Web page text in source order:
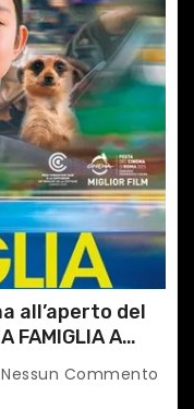
all’aperto del
FAMIGLIA A
Nessun Commento